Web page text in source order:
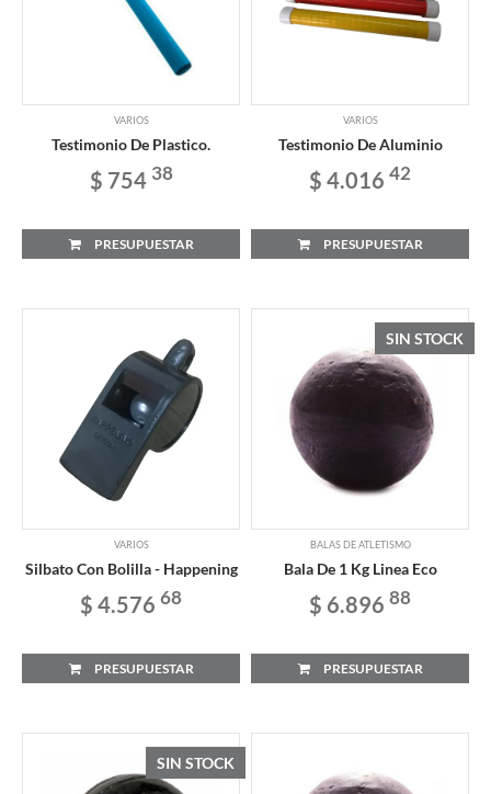
VARIOS
Testimonio De Plastico.
$ 754 38
PRESUPUESTAR
VARIOS
Testimonio De Aluminio
$ 4.016 42
PRESUPUESTAR
VARIOS
Silbato Con Bolilla - Happening
$ 4.576 68
PRESUPUESTAR
SIN STOCK
BALAS DE ATLETISMO
Bala De 1 Kg Linea Eco
$ 6.896 88
PRESUPUESTAR
SIN STOCK